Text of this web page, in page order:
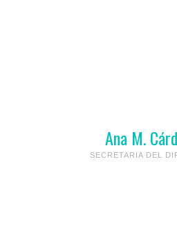
Ana M.
SECRETARIA DEL